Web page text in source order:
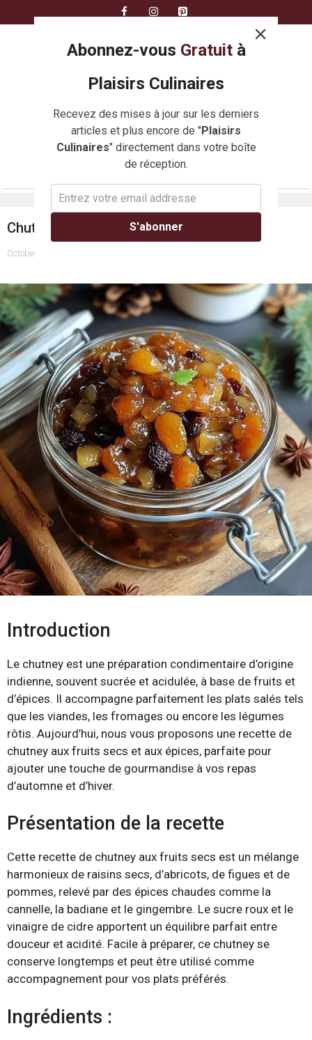
to
Chutney de Noël aux Fruits Secs
October 16, 2024
Introduction
Le chutney est une préparation condimentaire d’origine
indienne, souvent sucrée et acidulée, à base de fruits et
d’épices. Il accompagne parfaitement les plats salés tels
que les viandes, les fromages ou encore les légumes
rôtis. Aujourd’hui, nous vous proposons une recette de
chutney aux fruits secs et aux épices, parfaite pour
ajouter une touche de gourmandise à vos repas
d’automne et d’hiver.
Présentation de la recette
Cette recette de chutney aux fruits secs est un mélange
harmonieux de raisins secs, d’abricots, de figues et de
pommes, relevé par des épices chaudes comme la
cannelle, la badiane et le gingembre. Le sucre roux et le
vinaigre de cidre apportent un équilibre parfait entre
douceur et acidité. Facile à préparer, ce chutney se
conserve longtemps et peut être utilisé comme
accompagnement pour vos plats préférés.
Ingrédients :
Abonnez-vous Gratuit à
Plaisirs Culinaires
Recevez des mises à jour sur les derniers
articles et plus encore de "Plaisirs
Culinaires" directement dans votre boîte
de réception.
S'abonner